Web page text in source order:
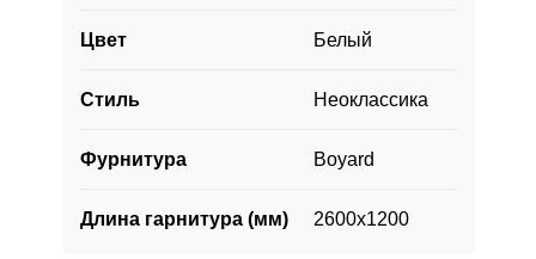
Цвет Белый
Стиль Неоклассика
Фурнитура Boyard
Длина гарнитура (мм) 2600х1200